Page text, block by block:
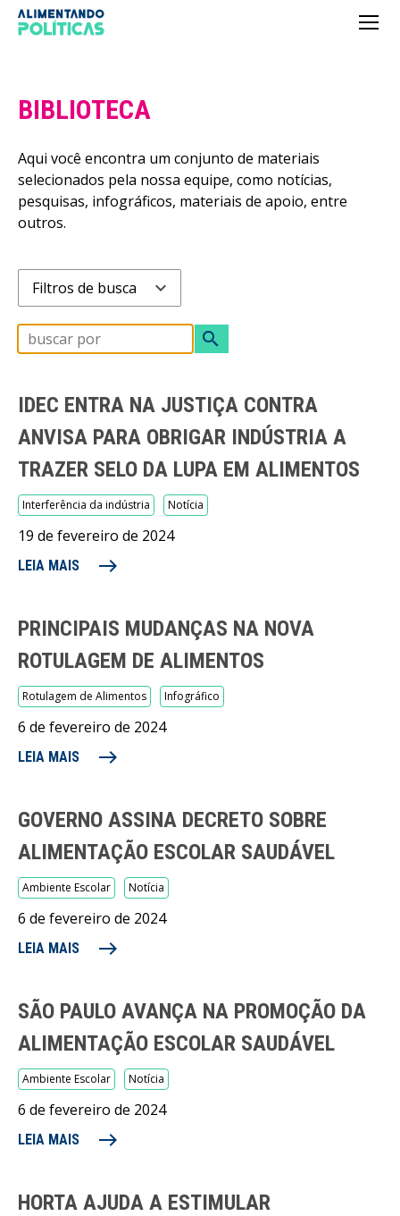
BIBLIOTECA
Aqui você encontra um conjunto de materiais
selecionados pela nossa equipe, como notícias,
pesquisas, infográficos, materiais de apoio, entre
outros.
Filtros de busca expand_more
search
IDEC ENTRA NA JUSTIÇA CONTRA
ANVISA PARA OBRIGAR INDÚSTRIA A
TRAZER SELO DA LUPA EM ALIMENTOS
Interferência da indústria Notícia
19 de fevereiro de 2024
LEIA MAIS east
PRINCIPAIS MUDANÇAS NA NOVA
ROTULAGEM DE ALIMENTOS
Rotulagem de Alimentos Infográfico
6 de fevereiro de 2024
LEIA MAIS east
GOVERNO ASSINA DECRETO SOBRE
ALIMENTAÇÃO ESCOLAR SAUDÁVEL
Ambiente Escolar Notícia
6 de fevereiro de 2024
LEIA MAIS east
SÃO PAULO AVANÇA NA PROMOÇÃO DA
ALIMENTAÇÃO ESCOLAR SAUDÁVEL
Ambiente Escolar Notícia
6 de fevereiro de 2024
LEIA MAIS east
HORTA AJUDA A ESTIMULAR